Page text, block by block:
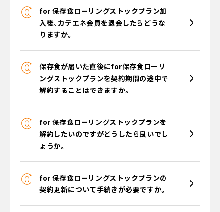
for 保存食ローリングストックプラン加
入後、カテエネ会員を退会したらどうな
りますか。
保存食が届いた直後にfor保存食ローリ
ングストックプランを契約期間の途中で
解約することはできますか。
for 保存食ローリングストックプランを
解約したいのですがどうしたら良いでし
ょうか。
for 保存食ローリングストックプランの
契約更新について手続きが必要ですか。